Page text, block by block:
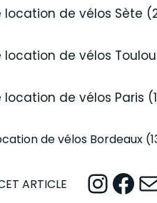
de vélos Sète
de vélos
de vélos Paris
de vélos Bordeaux (13
ARTICLE InstagramFacebook Mail